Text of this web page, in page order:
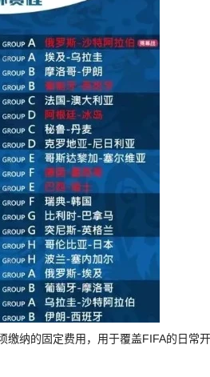
纳的固定费用，用于覆盖FIFA的日常